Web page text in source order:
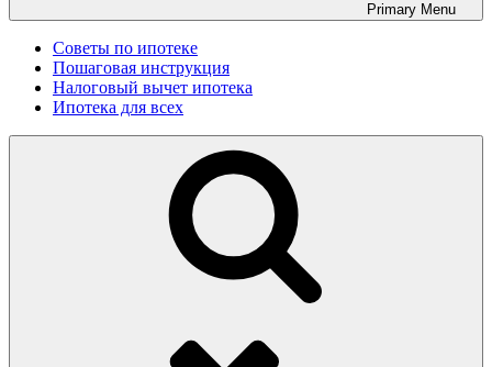
Primary Menu
Советы по ипотеке
Пошаговая инструкция
Налоговый вычет ипотека
Ипотека для всех